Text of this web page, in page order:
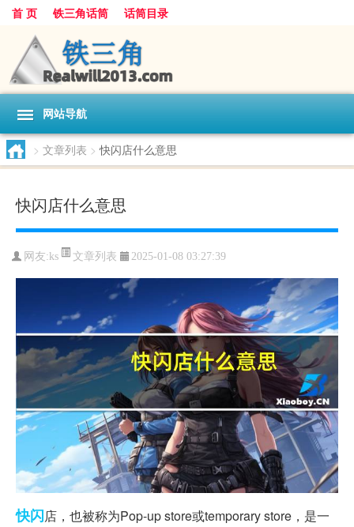
首 页 铁三角话筒 话筒目录
网站导航
> 文章列表 > 快闪店什么意思
快闪店什么意思
网友: ks 文章列表 2025-01-08 03:27:39
快闪店，也被称为Pop-up store或temporary store，是一